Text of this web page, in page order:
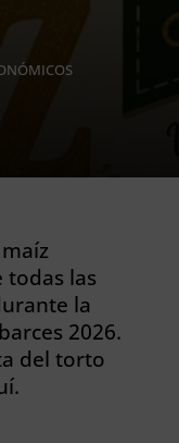
todas las
la
2026.
del torto